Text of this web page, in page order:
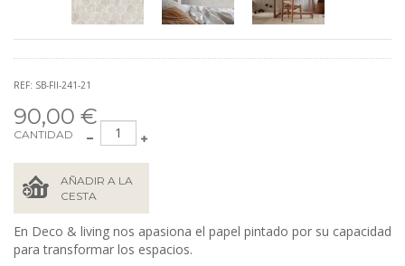
REF: SB-FII-241-21
90,00 €
CANTIDAD
AÑADIR A LA
CESTA
En Deco & living nos apasiona el papel pintado por su capacidad
para transformar los espacios.